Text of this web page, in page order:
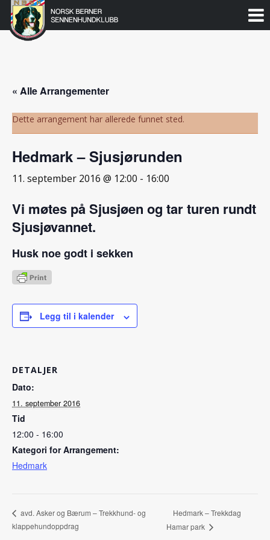
Gå
Norsk
Berner
« Alle Arrangementer
Dette arrangement har allerede funnet sted.
Hedmark – Sjusjørunden
11. september 2016 @ 12:00 - 16:00
Vi møtes på Sjusjøen og tar turen rundt
Sjusjøvannet.
Husk noe godt i sekken
Legg til i kalender
DETALJER
Dato:
11. september 2016
Tid
12:00 - 16:00
Kategori for Arrangement:
Hedmark
avd. Asker og Bærum – Trekkhund- og
klappehundoppdrag
Hedmark – Trekkdag
Hamar park